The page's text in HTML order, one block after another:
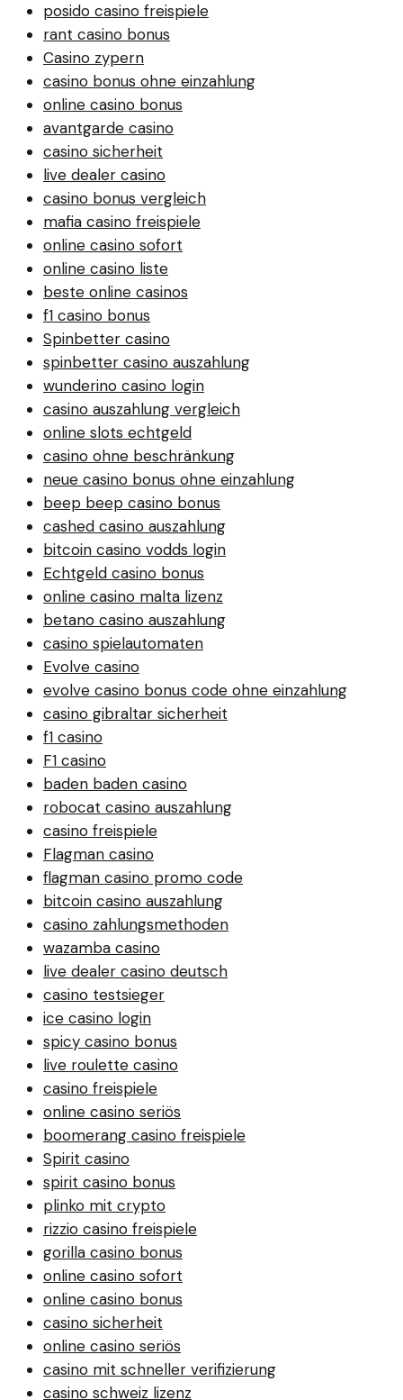
posido casino freispiele
rant casino bonus
Casino zypern
casino bonus ohne einzahlung
online casino bonus
avantgarde casino
casino sicherheit
live dealer casino
casino bonus vergleich
mafia casino freispiele
online casino sofort
online casino liste
beste online casinos
f1 casino bonus
Spinbetter casino
spinbetter casino auszahlung
wunderino casino login
casino auszahlung vergleich
online slots echtgeld
casino ohne beschränkung
neue casino bonus ohne einzahlung
beep beep casino bonus
cashed casino auszahlung
bitcoin casino vodds login
Echtgeld casino bonus
online casino malta lizenz
betano casino auszahlung
casino spielautomaten
Evolve casino
evolve casino bonus code ohne einzahlung
casino gibraltar sicherheit
f1 casino
F1 casino
baden baden casino
robocat casino auszahlung
casino freispiele
Flagman casino
flagman casino promo code
bitcoin casino auszahlung
casino zahlungsmethoden
wazamba casino
live dealer casino deutsch
casino testsieger
ice casino login
spicy casino bonus
live roulette casino
casino freispiele
online casino seriös
boomerang casino freispiele
Spirit casino
spirit casino bonus
plinko mit crypto
rizzio casino freispiele
gorilla casino bonus
online casino sofort
online casino bonus
casino sicherheit
online casino seriös
casino mit schneller verifizierung
casino schweiz lizenz